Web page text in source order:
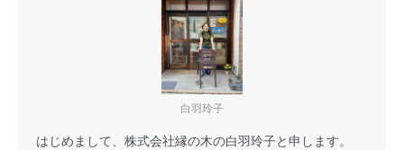
白羽玲子
はじめまして、株式会社縁の木の白羽玲子と申します。